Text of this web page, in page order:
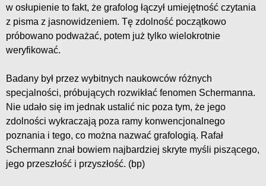
w osłupienie to fakt, że grafolog łączył umiejętność czytania
z pisma z jasnowidzeniem. Tę zdolność początkowo
próbowano podważać, potem już tylko wielokrotnie
weryfikować.
Badany był przez wybitnych naukowców różnych
specjalności, próbujących rozwikłać fenomen Schermanna.
Nie udało się im jednak ustalić nic poza tym, że jego
zdolności wykraczają poza ramy konwencjonalnego
poznania i tego, co można nazwać grafologią. Rafał
Schermann znał bowiem najbardziej skryte myśli piszącego,
jego przeszłość i przyszłość. (bp)